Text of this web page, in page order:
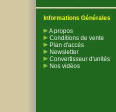
Informations Générales
A propos
Conditions de vente
Plan d'accès
Newsletter
Convertisseur d'unités
Nos vidéos